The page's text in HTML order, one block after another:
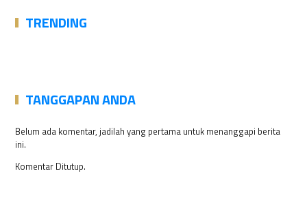
TRENDING
TANGGAPAN ANDA
Belum ada komentar, jadilah yang pertama untuk menanggapi berita
ini.
Komentar Ditutup.